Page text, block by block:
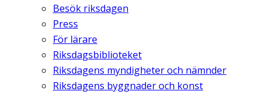
Besök riksdagen
Press
För lärare
Riksdagsbiblioteket
Riksdagens myndigheter och nämnder
Riksdagens byggnader och konst